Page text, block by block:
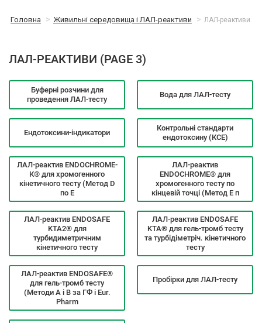
Головна Живильні середовища і ЛАЛ-реактиви ЛАЛ-реактиви
ЛАЛ-РЕАКТИВИ (PAGE 3)
Буферні розчини для
проведення ЛАЛ-тесту
Вода для ЛАЛ-тесту
Ендотоксини-індикатори
Контрольні стандарти
ендотоксину (КСЕ)
ЛАЛ-реактив ENDOCHROME-
К® для хромогенного
кінетичного тесту (Метод D
по E
ЛАЛ-реактив
ENDOCHROME® для
хромогенного тесту по
кінцевій точці (Метод Е п
ЛАЛ-реактив ENDOSAFE
KTA2® для
турбидиметричним
кінетичного тесту
ЛАЛ-реактив ENDOSAFE
KTA® для гель-тромб тесту
та турбідіметріч. кінетичного
тесту
ЛАЛ-реактив ENDOSAFE®
для гель-тромб тесту
(Методи А і В за ГФ і Eur.
Pharm
Пробірки для ЛАЛ-тесту